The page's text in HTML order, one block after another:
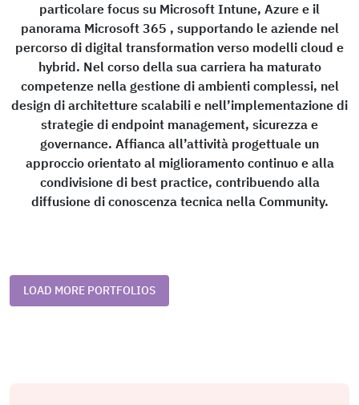
particolare focus su Microsoft Intune, Azure e il
panorama Microsoft 365 , supportando le aziende nel
percorso di digital transformation verso modelli cloud e
hybrid. Nel corso della sua carriera ha maturato
competenze nella gestione di ambienti complessi, nel
design di architetture scalabili e nell’implementazione di
strategie di endpoint management, sicurezza e
governance. Affianca all’attività progettuale un
approccio orientato al miglioramento continuo e alla
condivisione di best practice, contribuendo alla
diffusione di conoscenza tecnica nella Community.
LOAD MORE PORTFOLIOS